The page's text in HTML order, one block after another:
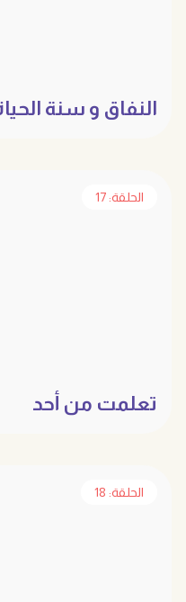
النفاق و سنة
الحلقة: 17
تعلمت من أحد
الحلقة: 18